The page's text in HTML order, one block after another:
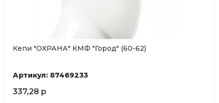
Кепи "ОХРАНА" КМФ "Город" (60-62)
Артикул: 87469233
337,28 р